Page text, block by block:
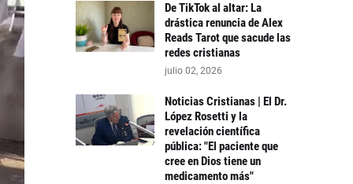
De TikTok al altar: La
drástica renuncia de Alex
Reads Tarot que sacude las
redes cristianas
julio 02, 2026
Noticias Cristianas | El Dr.
López Rosetti y la
revelación científica
pública: "El paciente que
cree en Dios tiene un
medicamento más"